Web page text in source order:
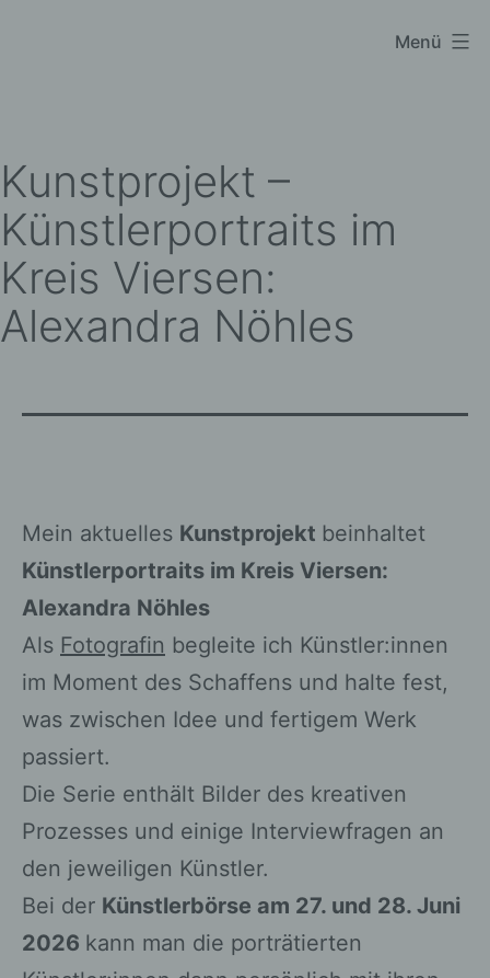
Menü
Kunstprojekt –
Künstlerportraits im
Kreis Viersen:
Alexandra Nöhles
Mein aktuelles Kunstprojekt beinhaltet
Künstlerportraits im Kreis Viersen:
Alexandra Nöhles
Als Fotografin begleite ich Künstler:innen
im Moment des Schaffens und halte fest,
was zwischen Idee und fertigem Werk
passiert.
Die Serie enthält Bilder des kreativen
Prozesses und einige Interviewfragen an
den jeweiligen Künstler.
Bei der Künstlerbörse am 27. und 28. Juni
2026 kann man die porträtierten